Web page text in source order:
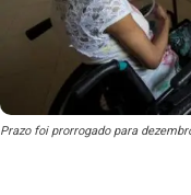
Prazo foi prorrogado para